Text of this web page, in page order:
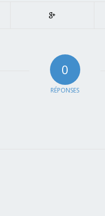
0
RÉPONSES